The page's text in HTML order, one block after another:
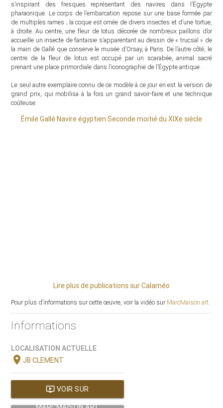
s’inspirant des fresques représentant des navires dans l’Égypte
pharaonique. Le corps de l’embarcation repose sur une base formée par
de multiples rames ; la coque est ornée de divers insectes et d’une tortue,
à droite. Au centre, une fleur de lotus décorée de nombreux paillons d’or
accueille un insecte de fantaisie s’apparentant au dessin de « trucsal » de
la main de Gallé que conserve le musée d’Orsay, à Paris. De l’autre côté, le
centre de la fleur de lotus est occupé par un scarabée, animal sacré
prenant une place primordiale dans l’iconographie de l’Égypte antique.
Le seul autre exemplaire connu de ce modèle à ce jour en est la version de
grand prix, qui mobilisa à la fois un grand savoir-faire et une technique
coûteuse.
Émile Gallé Navire égyptien Seconde moitié du XIXe siècle
Lire plus de publications sur Calaméo
Pour plus d’informations sur cette œuvre, voir la vidéo sur MarcMaison.art
Informations
LOCALISATION ACTUELLE
location_onJB CLEMENT
ondemand_video VOIR SUR